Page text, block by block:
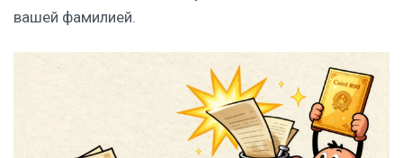
вашей фамилией.